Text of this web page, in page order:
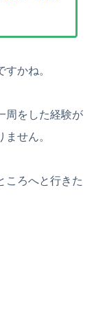
すかね。
周をした経験が
せん。
ころへと行きた